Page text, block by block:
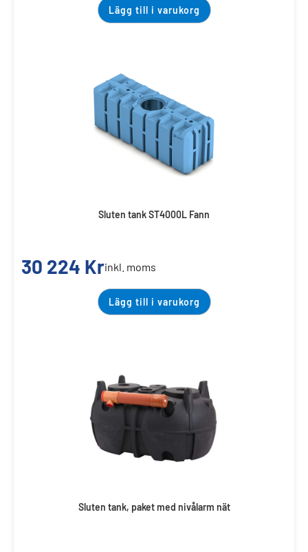
Lägg till i varukorg
Sluten tank ST4000L Fann
30 224 Krinkl. moms
Lägg till i varukorg
Sluten tank, paket med nivålarm nät